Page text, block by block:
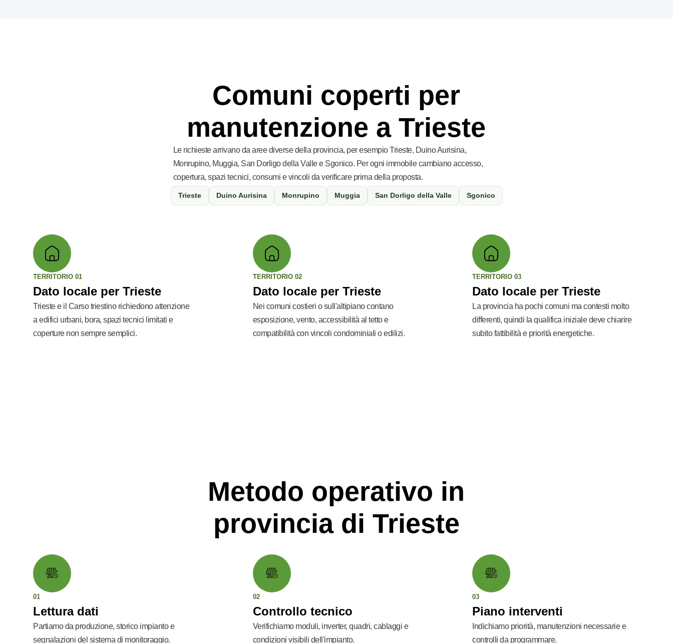
Comuni coperti per
manutenzione a Trieste
Le richieste arrivano da aree diverse della provincia, per esempio Trieste, Duino Aurisina,
Monrupino, Muggia, San Dorligo della Valle e Sgonico. Per ogni immobile cambiano accesso,
copertura, spazi tecnici, consumi e vincoli da verificare prima della proposta.
Trieste Duino Aurisina Monrupino Muggia San Dorligo della Valle Sgonico
TERRITORIO 01
Dato locale per Trieste
Trieste e il Carso triestino richiedono attenzione
a edifici urbani, bora, spazi tecnici limitati e
coperture non sempre semplici.
TERRITORIO 02
Dato locale per Trieste
Nei comuni costieri o sull'altipiano contano
esposizione, vento, accessibilità al tetto e
compatibilità con vincoli condominiali o edilizi.
TERRITORIO 03
Dato locale per Trieste
La provincia ha pochi comuni ma contesti molto
differenti, quindi la qualifica iniziale deve chiarire
subito fattibilità e priorità energetiche.
Metodo operativo in
provincia di Trieste
01
Lettura dati
Partiamo da produzione, storico impianto e
segnalazioni del sistema di monitoraggio.
02
Controllo tecnico
Verifichiamo moduli, inverter, quadri, cablaggi e
condizioni visibili dell'impianto.
03
Piano interventi
Indichiamo priorità, manutenzioni necessarie e
controlli da programmare.